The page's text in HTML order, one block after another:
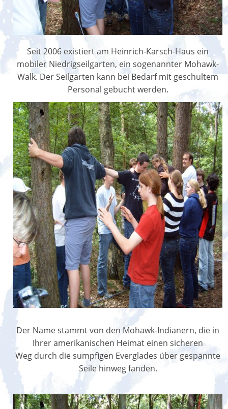
Seit 2006 existiert am Heinrich-Karsch-Haus ein
mobiler Niedrigseilgarten, ein sogenannter Mohawk-
Walk. Der Seilgarten kann bei Bedarf mit geschultem
Personal gebucht werden.
Der Name stammt von den Mohawk-Indianern, die in
Ihrer amerikanischen Heimat einen sicheren
Weg durch die sumpfigen Everglades über gespannte
Seile hinweg fanden.